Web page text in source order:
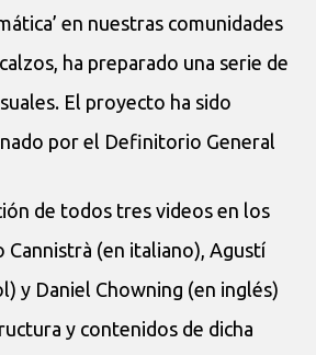
en nuestras comunidades
ha preparado una serie de
El proyecto ha sido
por el Definitorio General
de todos tres videos en los
Cannistrà (en italiano), Agustí
y Daniel Chowning (en inglés)
y contenidos de dicha